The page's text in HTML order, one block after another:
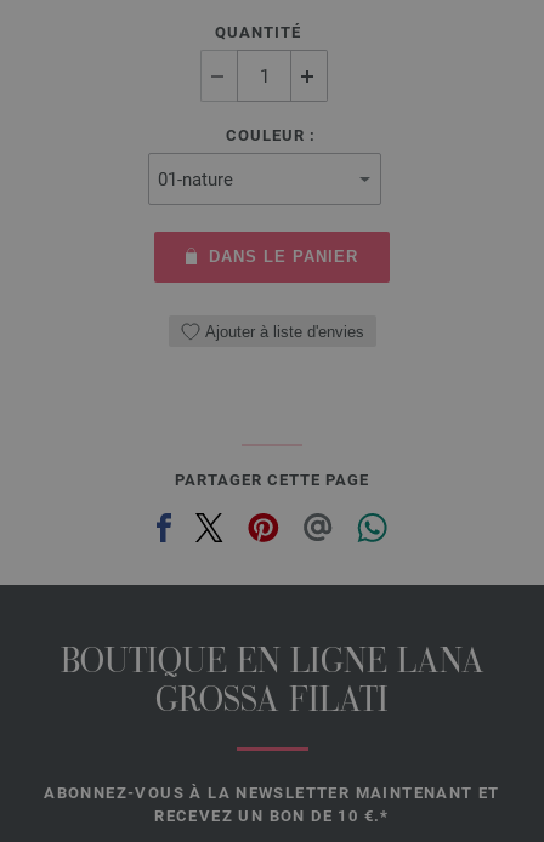
QUANTITÉ
COULEUR :
DANS LE PANIER
Ajouter à liste d'envies
PARTAGER CETTE PAGE
BOUTIQUE EN LIGNE LANA
GROSSA FILATI
ABONNEZ-VOUS À LA NEWSLETTER MAINTENANT ET
RECEVEZ UN BON DE 10 €.*